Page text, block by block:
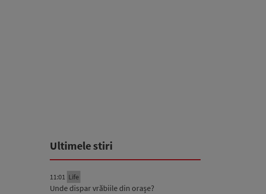
Ultimele stiri
11:01 Life
Unde dispar vrăbiile din orașe?